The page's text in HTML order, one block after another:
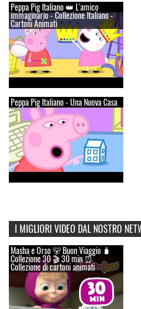
Peppa Pig Italiano 👑 L'amico
immaginario - Collezione Italiano -
Cartoni Animati
Peppa Pig Italiano - Una Nuova Casa
I MIGLIORI VIDEO DAL NOSTRO
Masha e Orso 🐻 Buon Viaggio 🧳
Сollezione 30 🎬 30 min ⏰
Collezione di cartoni animati